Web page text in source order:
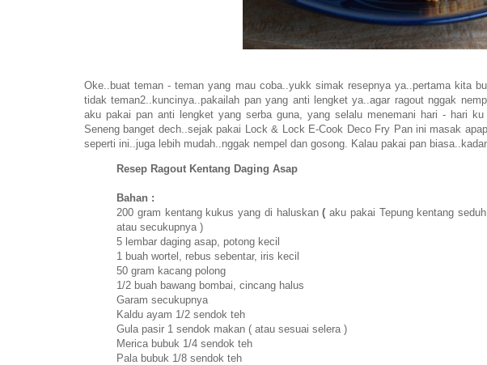
Oke..buat teman - teman yang mau coba..yukk simak resepnya ya..pertama kita
tidak teman2..kuncinya..pakailah pan yang anti lengket ya..agar ragout nggak
aku pakai pan anti lengket yang serba guna, yang selalu menemani hari - hari
Seneng banget dech..sejak pakai Lock & Lock E-Cook Deco Fry Pan ini masak
seperti ini..juga lebih mudah..nggak nempel dan gosong. Kalau pakai pan
Resep Ragout Kentang Daging Asap
Bahan :
200 gram kentang kukus yang di haluskan(aku pakai Tepung kentang seduh
atau secukupnya )
5 lembar daging asap, potong kecil
1 buah wortel, rebus sebentar, iris kecil
50 gram kacang polong
1/2 buah bawang bombai, cincang halus
Garam secukupnya
Kaldu ayam 1/2 sendok teh
Gula pasir 1 sendok makan ( atau sesuai selera )
Merica bubuk 1/4 sendok teh
Pala bubuk 1/8 sendok teh